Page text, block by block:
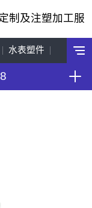
制及注塑加工服
水表塑件